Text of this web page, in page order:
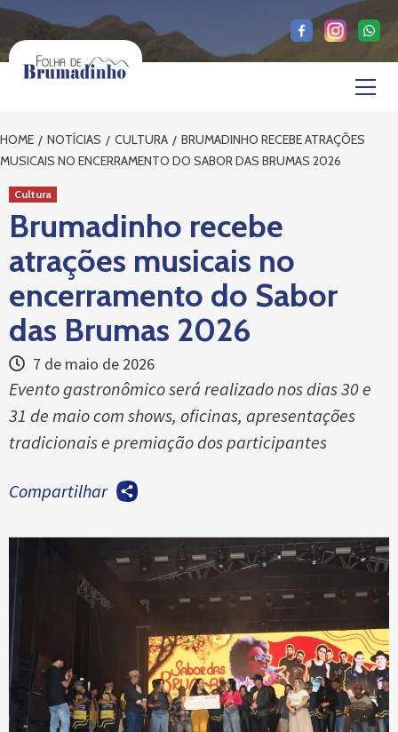
Skip
content
HOME NOTÍCIAS CULTURA
BRUMADINHO RECEBE ATRAÇÕES
MUSICAIS NO ENCERRAMENTO DO SABOR DAS BRUMAS 2026
Cultura
Brumadinho recebe
atrações musicais no
encerramento do Sabor
das Brumas 2026
7 de maio de 2026
Evento gastronômico será realizado nos dias 30 e
31 de maio com shows, oficinas, apresentações
tradicionais e premiação dos participantes
Compartilhar